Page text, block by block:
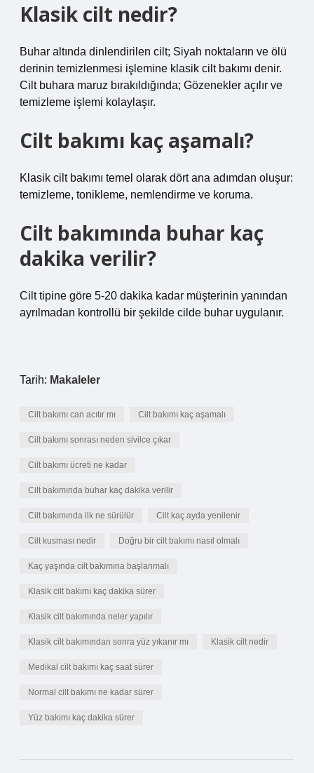
Klasik cilt nedir?
Buhar altında dinlendirilen cilt; Siyah noktaların ve ölü
derinin temizlenmesi işlemine klasik cilt bakımı denir.
Cilt buhara maruz bırakıldığında; Gözenekler açılır ve
temizleme işlemi kolaylaşır.
Cilt bakımı kaç aşamalı?
Klasik cilt bakımı temel olarak dört ana adımdan oluşur:
temizleme, tonikleme, nemlendirme ve koruma.
Cilt bakımında buhar kaç
dakika verilir?
Cilt tipine göre 5-20 dakika kadar müşterinin yanından
ayrılmadan kontrollü bir şekilde cilde buhar uygulanır.
Tarih: Makaleler
Cilt bakımı can acıtır mı Cilt bakımı kaç aşamalı
Cilt bakımı sonrası neden sivilce çıkar
Cilt bakımı ücreti ne kadar
Cilt bakımında buhar kaç dakika verilir
Cilt bakımında ilk ne sürülür Cilt kaç ayda yenilenir
Cilt kusması nedir Doğru bir cilt bakımı nasıl olmalı
Kaç yaşında cilt bakımına başlanmalı
Klasik cilt bakımı kaç dakika sürer
Klasik cilt bakımında neler yapılır
Klasik cilt bakımından sonra yüz yıkanır mı Klasik cilt nedir
Medikal cilt bakımı kaç saat sürer
Normal cilt bakımı ne kadar sürer
Yüz bakımı kaç dakika sürer